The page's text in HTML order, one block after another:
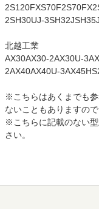
2SH30UJ-
北越工業
AX30AX30-2AX30U-
2AX40AX40U-
※こちらはあくまでも
ないこともありますの
※こちらに記載のない
さい。